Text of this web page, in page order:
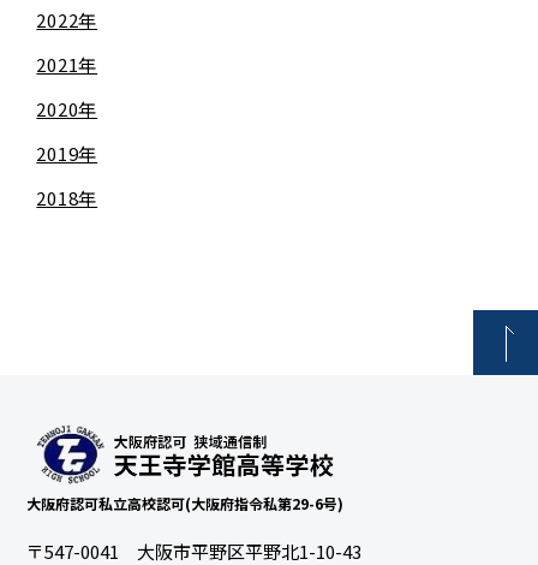
2022年
2021年
2020年
2019年
2018年
大阪府認可私立高校認可(大阪府指令私第29-6号)
〒547-0041 大阪市平野区平野北1-10-43